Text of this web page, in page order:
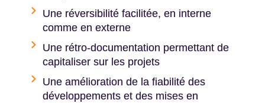
Une réversibilité facilitée, en interne
comme en externe
Une rétro-documentation permettant de
capitaliser sur les projets
Une amélioration de la fiabilité des
développements et des mises en